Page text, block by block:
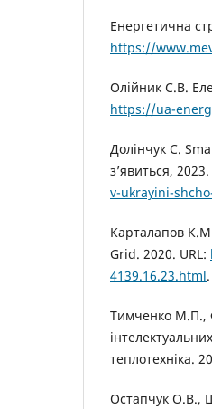
Енергетична
https://
Олійник С.В.
https://ua-
Долінчук С.
з’явиться, 2023.
v-ukrayini-
Карталапов
Grid. 2020. URL:
4139.16.23.html.
Тимченко М.П.,
теплотехніка.
Остапчук О.В.,